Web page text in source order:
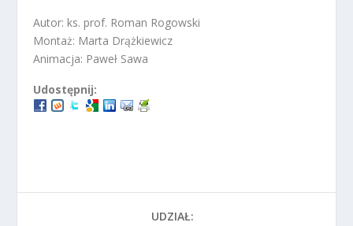
Autor: ks. prof. Roman Rogowski
Montaż: Marta Drążkiewicz
Animacja: Paweł Sawa
Udostępnij:
UDZIAŁ: